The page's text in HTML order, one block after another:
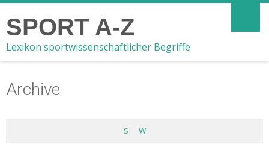
SPORT A-Z
Lexikon sportwissenschaftlicher Begriffe
Archive
S W